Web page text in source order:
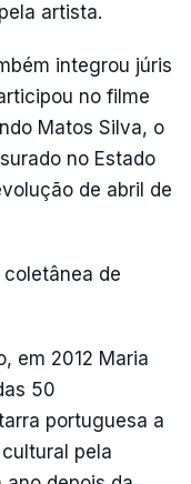
artista.
integrou júris
no filme
Matos Silva, o
no Estado
de abril de
de
em 2012 Maria
50
portuguesa a
pela